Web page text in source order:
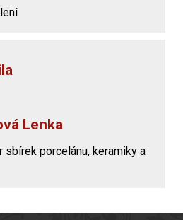
Lenka
sbírek porcelánu, keramiky a